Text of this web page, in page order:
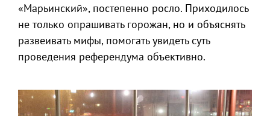
«Марьинский», постепенно росло. Приходилось
не только опрашивать горожан, но и объяснять
развеивать мифы, помогать увидеть суть
проведения референдума объективно.